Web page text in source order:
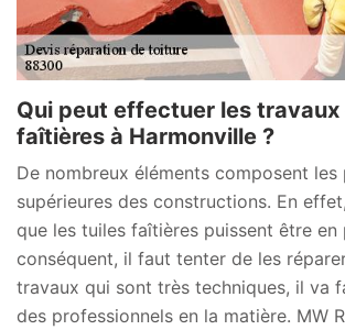
Qui peut effectuer les
faîtières à Harmonville ?
De nombreux éléments composent les
supérieures des constructions. En
que les tuiles faîtières puissent être en
conséquent, il faut tenter de les
travaux qui sont très techniques, il va
des professionnels en la matière. MW